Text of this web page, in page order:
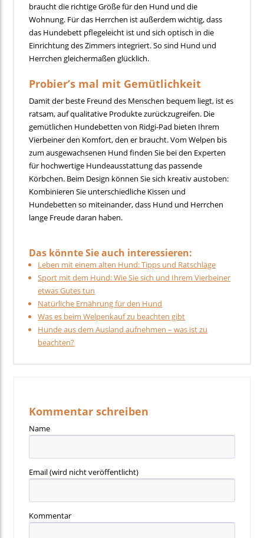
braucht die richtige Größe für den Hund und die
Wohnung. Für das Herrchen ist außerdem wichtig, dass
das Hundebett pflegeleicht ist und sich optisch in die
Einrichtung des Zimmers integriert. So sind Hund und
Herrchen gleichermaßen glücklich.
Probier’s mal mit Gemütlichkeit
Damit der beste Freund des Menschen bequem liegt, ist es
ratsam, auf qualitative Produkte zurückzugreifen. Die
gemütlichen Hundebetten von Ridgi-Pad bieten Ihrem
Vierbeiner den Komfort, den er braucht. Vom Welpen bis
zum ausgewachsenen Hund finden Sie bei den Experten
für hochwertige Hundeausstattung das passende
Körbchen. Beim Design können Sie sich kreativ austoben:
Kombinieren Sie unterschiedliche Kissen und
Hundebetten so miteinander, dass Hund und Herrchen
lange Freude daran haben.
Das könnte Sie auch interessieren:
Leben mit einem alten Hund: Tipps und Ratschläge
Sport mit dem Hund: Wie Sie sich und Ihrem Vierbeiner
etwas Gutes tun
Natürliche Ernährung für den Hund
Was es beim Welpenkauf zu beachten gibt
Hunde aus dem Ausland aufnehmen – was ist zu
beachten?
Kommentar schreiben
Name
Email(wird nicht veröffentlicht)
Kommentar